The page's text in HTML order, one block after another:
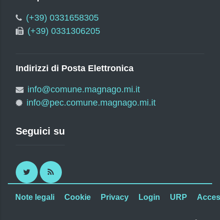
(+39) 0331658305
(+39) 0331306205
Indirizzi di Posta Elettronica
info@comune.magnago.mi.it
info@pec.comune.magnago.mi.it
Seguici su
Twitter RSS
Note legali Cookie Privacy Login URP